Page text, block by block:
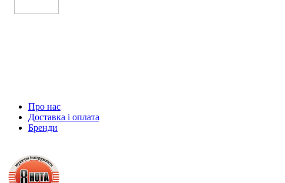
Про нас
Доставка і оплата
Бренди